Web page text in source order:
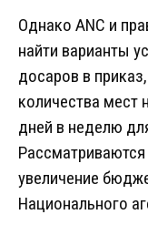
Однако ANC и
найти варианты
досаров в
количества мест
дней в неделю
увеличение
Национального